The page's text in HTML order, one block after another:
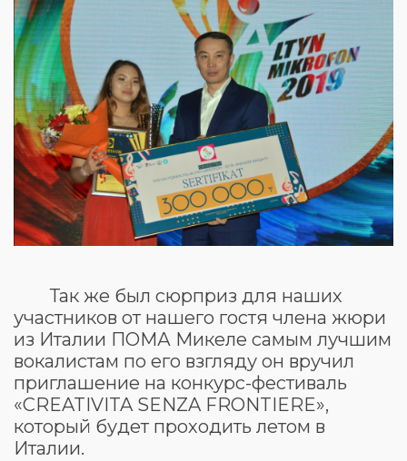
Так же был сюрприз для наших
участников от нашего гостя члена жюри
из Италии ПОМА Микеле самым лучшим
вокалистам по его взгляду он вручил
приглашение на конкурс-фестиваль
«CREATIVITA SENZA FRONTIERE»,
который будет проходить летом в
Италии.